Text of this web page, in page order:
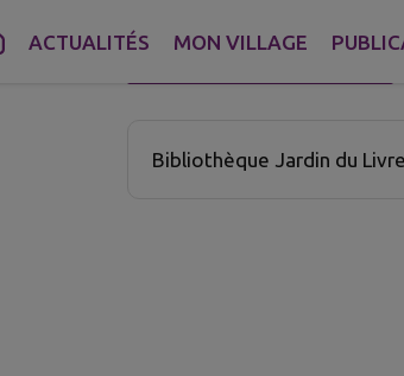
Recherche Pied de page
ACTUALITÉS MON VILLAGE
Bibliothèque Jardin du Livre